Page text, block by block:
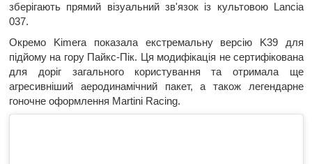
зберігають прямий візуальний зв'язок із культовою Lancia
037.
Окремо Kimera показала екстремальну версію K39 для
підйому на гору Пайкс-Пік. Ця модифікація не сертифікована
для доріг загального користування та отримала ще
агресивніший аеродинамічний пакет, а також легендарне
гоночне оформлення Martini Racing.